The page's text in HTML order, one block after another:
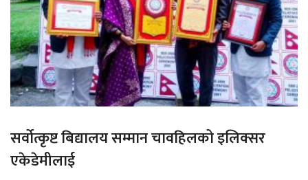
सर्वोत्कृष्ट बिद्यालय सम्मान चावहिलको इलिक्सर
एकेडेमीलाई